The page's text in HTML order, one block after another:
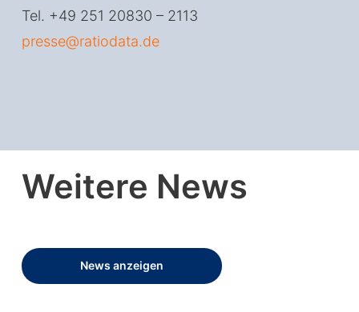
Tel. +49 251 20830 – 2113
presse@ratiodata.de
Weitere News
News anzeigen